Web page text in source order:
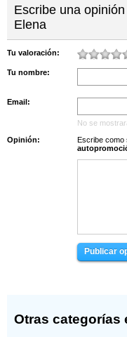
Centro Empl De Co...
B Rivadavia 1198
Hogar De Ancianos
Instituto Naciona...
Escribe una
Elena
Tu valoración:
Tu nombre:
Email:
No se
Opinión:
Escribe como
Publicar
Otras categorías